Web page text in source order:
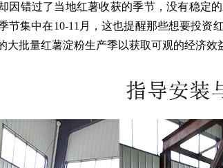
因错过了当地红薯收获的季节，没有稳定
节集中在10-11月，这也提醒那些想要投
大批量红薯淀粉生产季以获取可观的经济效